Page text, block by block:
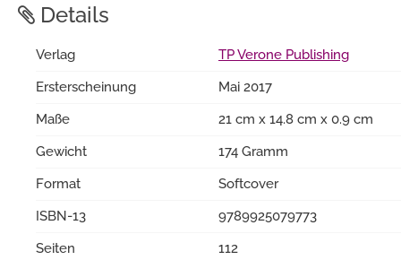
Details
Verlag
TP Verone Publishing
Ersterscheinung
Mai 2017
Maße
21 cm x 14.8 cm x 0.9 cm
Gewicht
174 Gramm
Format
Softcover
ISBN-13
9789925079773
Seiten
112